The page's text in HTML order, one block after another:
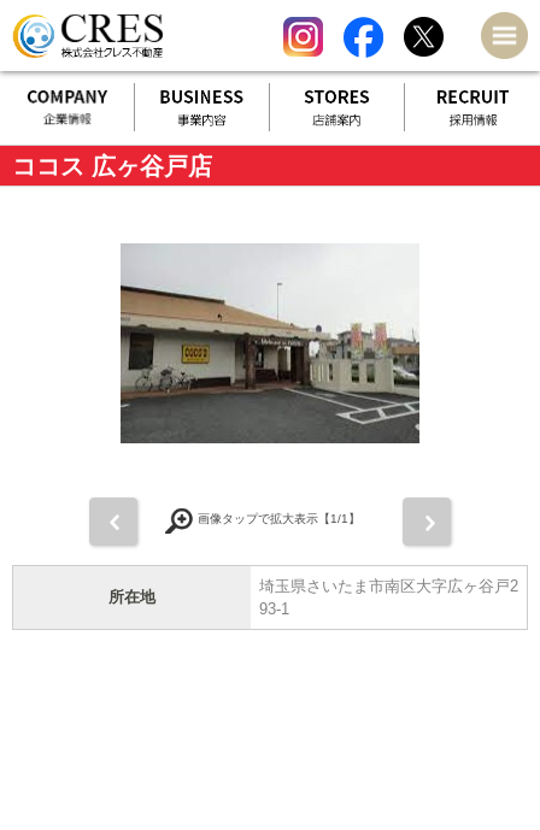
ココス 広ヶ谷戸店
画像タップで拡大表示【1/1】
所在地
埼玉県さいたま市南区大字広ヶ谷戸2
93-1